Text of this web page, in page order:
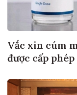
Vắc xin cúm
được cấp